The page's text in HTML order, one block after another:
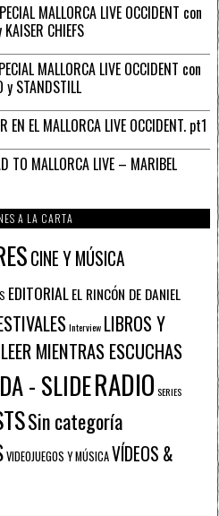
MALLORCA LIVE OCCIDENT con
CHIEFS
MALLORCA LIVE OCCIDENT con
y STANDSTILL
EN EL MALLORCA LIVE OCCIDENT. pt1
TO MALLORCA LIVE – MARIBEL
A LA CARTA
CINE Y MÚSICA
EDITORIALEL RINCÓN DE DANIEL
Interview LIBROS Y
MIENTRAS ESCUCHAS
- SLIDERADIO SERIES
Sin categoría
VIDEOJUEGOS Y MÚSICAVÍDEOS &